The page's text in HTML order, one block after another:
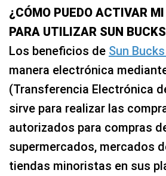
¿CÓMO PUEDO ACTIVAR
PARA UTILIZAR SUN
Los beneficios de Sun Bucks
manera electrónica
(Transferencia Electrónica
sirve para realizar las
autorizados para compras
supermercados, mercados
tiendas minoristas en sus